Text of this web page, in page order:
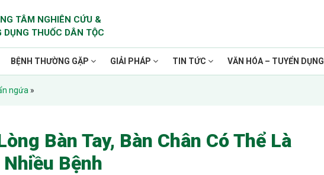
TÂM NGHIÊN CỨU &
DỤNG THUỐC DÂN TỘC
BỆNH THƯỜNG GẶP GIẢI PHÁP TIN TỨC VĂN HÓA – TUYỂN DỤNG
ngứa »
Bàn Tay, Bàn Chân Có Thể Là
Bệnh